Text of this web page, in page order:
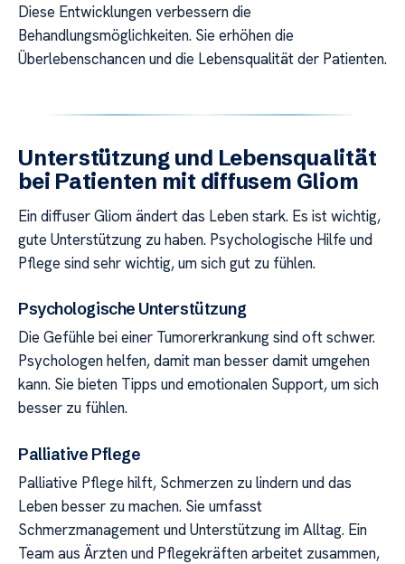
Diese Entwicklungen verbessern die
Behandlungsmöglichkeiten. Sie erhöhen die
Überlebenschancen und die Lebensqualität der Patienten.
Unterstützung und Lebensqualität
bei Patienten mit diffusem Gliom
Ein diffuser Gliom ändert das Leben stark. Es ist wichtig,
gute Unterstützung zu haben. Psychologische Hilfe und
Pflege sind sehr wichtig, um sich gut zu fühlen.
Psychologische Unterstützung
Die Gefühle bei einer Tumorerkrankung sind oft schwer.
Psychologen helfen, damit man besser damit umgehen
kann. Sie bieten Tipps und emotionalen Support, um sich
besser zu fühlen.
Palliative Pflege
Palliative Pflege hilft, Schmerzen zu lindern und das
Leben besser zu machen. Sie umfasst
Schmerzmanagement und Unterstützung im Alltag. Ein
Team aus Ärzten und Pflegekräften arbeitet zusammen,